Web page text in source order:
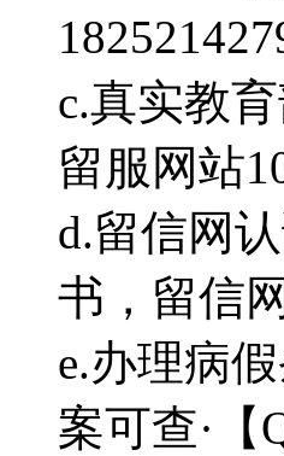
c.真实教
留服网站
d.留信网
书，留信
e.办理病
案可查·【